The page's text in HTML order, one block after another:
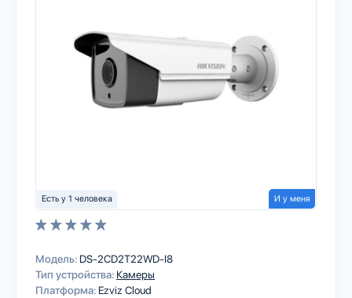
Есть у 1 человека И у меня
Модель: DS-2CD2T22WD-I8
Тип устройства: Камеры
Платформа: Ezviz Cloud